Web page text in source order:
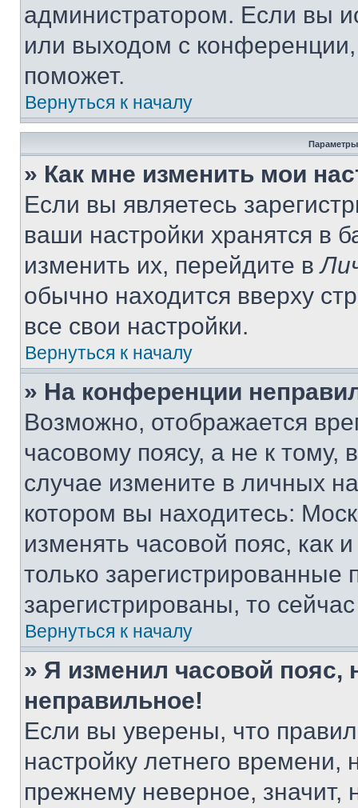
администратором. Если вы
или выходом с
поможет.
Вернуться к началу
Параметры
» Как мне изменить мои
Если вы являетесь
ваши настройки хранятся в
изменить их, перейдите в
обычно находится вверху
все свои настройки.
Вернуться к началу
» На конференции
Возможно, отображается
часовому поясу, а не к тому,
случае измените в личных
котором вы находитесь:
изменять часовой пояс, как
только
зарегистрированы, то
Вернуться к началу
» Я изменил часовой пояс,
неправильное!
Если вы уверены, что
настройку летнего
прежнему неверное, значит,